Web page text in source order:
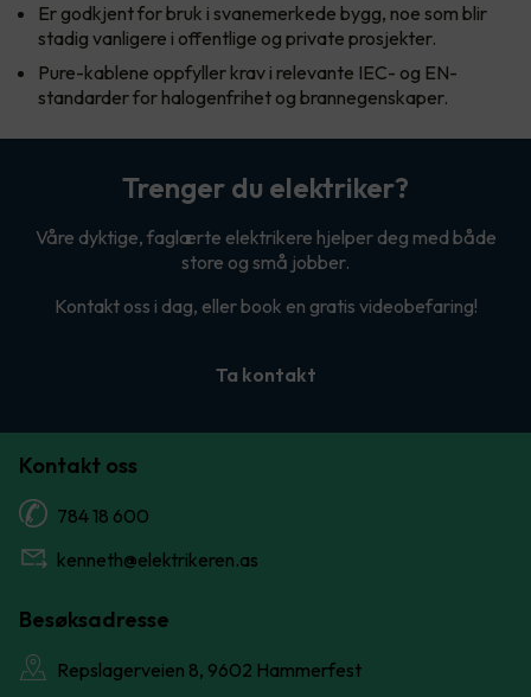
Er godkjent for bruk i svanemerkede bygg, noe som blir
stadig vanligere i offentlige og private prosjekter.
Pure-kablene oppfyller krav i relevante IEC- og EN-
standarder for halogenfrihet og brannegenskaper.
Trenger du elektriker?
Våre dyktige, faglærte elektrikere hjelper deg med både
store og små jobber.
Kontakt oss i dag, eller book en gratis videobefaring!
Ta kontakt
Kontakt oss
784 18 600
kenneth@elektrikeren.as
Besøksadresse
Repslagerveien 8, 9602 Hammerfest